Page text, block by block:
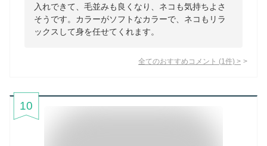
入れできて、毛並みも良くなり、ネコも気持ちよさ
そうです。カラーがソフトなカラーで、ネコもリラ
ックスして身を任せてくれます。
全てのおすすめコメント (1 件) >
10